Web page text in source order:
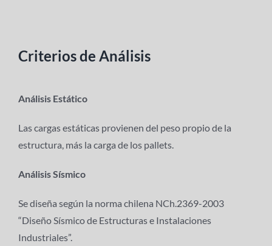
Criterios de Análisis
Análisis Estático
Las cargas estáticas provienen del peso propio de la
estructura, más la carga de los pallets.
Análisis Sísmico
Se diseña según la norma chilena NCh.2369-2003
“Diseño Sísmico de Estructuras e Instalaciones
Industriales”.